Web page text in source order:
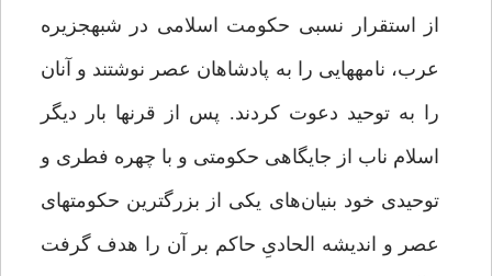
از استقرار نسبی حکومت اسلامی در شبه­جزیره
عرب، نامه­هایی را به پادشاهان عصر نوشتند و آنان
را به توحید دعوت کردند. پس از قرن­ها بار دیگر
اسلام ناب از جایگاهی حکومتی و با چهره فطری و
توحیدی­ خود بنیان‌های یکی از بزرگ­ترین حکومت­های
عصر ­و اندیشه الحادیِ حاکم بر آن را هدف گرفت